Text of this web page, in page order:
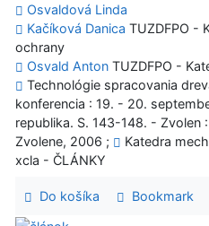
Osvaldová Linda
Kačíková Danica TUZDFPO -
ochrany
Osvald Anton TUZDFPO -
Technológie spracovania
konferencia : 19. - 20.
republika. S. 143-148. - Zvolen
Zvolene, 2006 ;
Katedra
xcla - ČLÁNKY
Do košíka Bookmark